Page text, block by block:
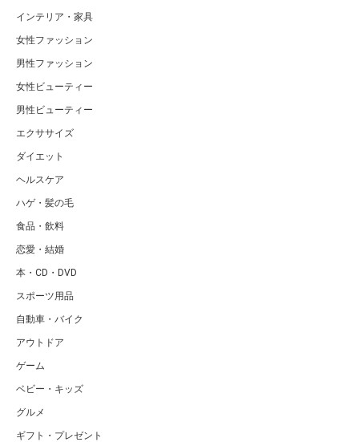
インテリア・家具
女性ファッション
男性ファッション
女性ビューティー
男性ビューティー
エクササイズ
ダイエット
ヘルスケア
ハゲ・髪の毛
食品・飲料
恋愛・結婚
本・CD・DVD
スポーツ用品
自動車・バイク
アウトドア
ゲーム
ベビー・キッズ
グルメ
ギフト・プレゼント